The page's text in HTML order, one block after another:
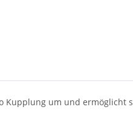
um und ermöglicht